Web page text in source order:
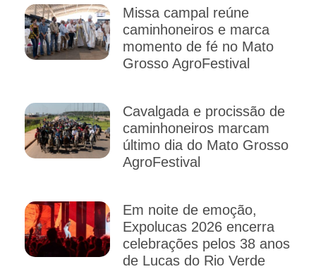
Missa campal reúne
caminhoneiros e marca
momento de fé no Mato
Grosso AgroFestival
Cavalgada e procissão de
caminhoneiros marcam
último dia do Mato Grosso
AgroFestival
Em noite de emoção,
Expolucas 2026 encerra
celebrações pelos 38 anos
de Lucas do Rio Verde